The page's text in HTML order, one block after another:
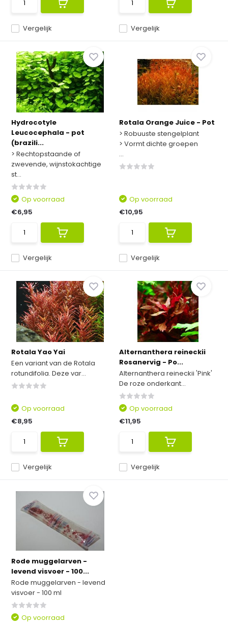
Vergelijk Vergelijk
Hydrocotyle
Leucocephala - pot
(brazili...
> Rechtopstaande of
zwevende, wijnstokachtige
st...
Vergelijk
Op voorraad
€6,95
Rotala Orange Juice - Pot
> Robuuste stengelplant
> Vormt dichte groepen
...
Vergelijk
Op voorraad
€10,95
Rotala Yao Yai
Een variant van de Rotala
rotundifolia. Deze var...
Vergelijk
Op voorraad
€8,95
Alternanthera reineckii
Rosanervig - Po...
Alternanthera reineckii 'Pink'
De roze onderkant...
Vergelijk
Op voorraad
€11,95
Rode muggelarven -
levend visvoer - 100...
Rode muggelarven - levend
visvoer - 100 ml
Op voorraad